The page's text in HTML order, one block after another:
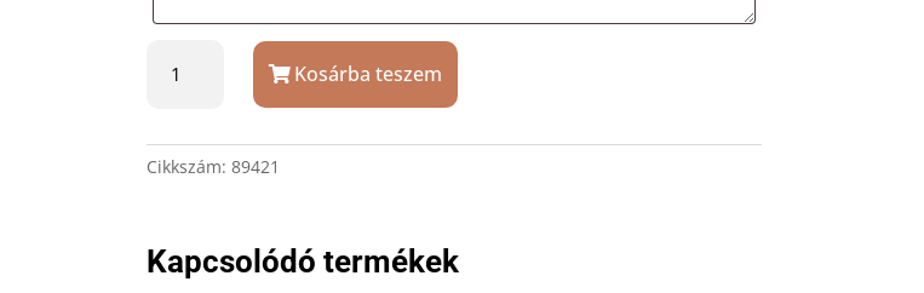
toll
díszdobozban
mennyiség
Kosárba teszem
Cikkszám: 89421
Kapcsolódó termékek